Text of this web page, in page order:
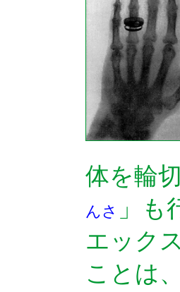
体を輪
んさ
」
エック
ことは